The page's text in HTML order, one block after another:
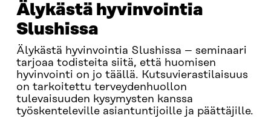
Älykästä hyvinvointia
Slushissa
Älykästä hyvinvointia Slushissa – seminaari
tarjoaa todisteita siitä, että huomisen
hyvinvointi on jo täällä. Kutsuvierastilaisuus
on tarkoitettu terveydenhuollon
tulevaisuuden kysymysten kanssa
työskenteleville asiantuntijoille ja päättäjille.